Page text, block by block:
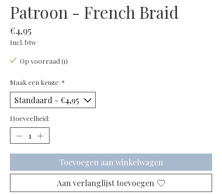
Patroon - French Braid
€4,95
Incl. btw
Op voorraad (1)
Maak een keuze: *
Hoeveelheid:
Toevoegen aan winkelwagen
Aan verlanglijst toevoegen